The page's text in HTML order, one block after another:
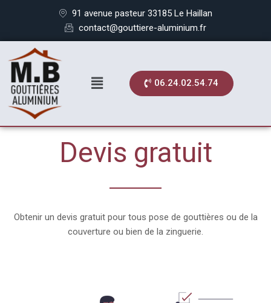
91 avenue pasteur 33185 Le Haillan
contact@gouttiere-aluminium.fr
06.24.02.54.74
Devis gratuit
Obtenir un devis gratuit pour tous pose de gouttières ou de la
couverture ou bien de la zinguerie.